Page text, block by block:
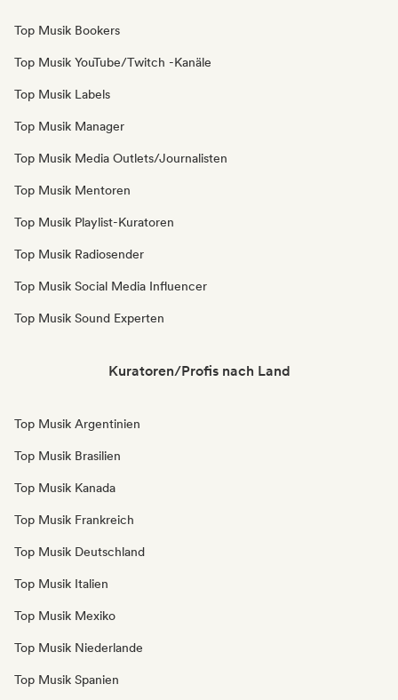
Top Musik Bookers
Top Musik YouTube/Twitch -Kanäle
Top Musik Labels
Top Musik Manager
Top Musik Media Outlets/Journalisten
Top Musik Mentoren
Top Musik Playlist-Kuratoren
Top Musik Radiosender
Top Musik Social Media Influencer
Top Musik Sound Experten
Kuratoren/Profis nach Land
Top Musik Argentinien
Top Musik Brasilien
Top Musik Kanada
Top Musik Frankreich
Top Musik Deutschland
Top Musik Italien
Top Musik Mexiko
Top Musik Niederlande
Top Musik Spanien